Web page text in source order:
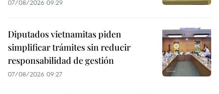
07/08/2026 09:29
Diputados vietnamitas piden
simplificar trámites sin reducir
responsabilidad de gestión
07/08/2026 09:27